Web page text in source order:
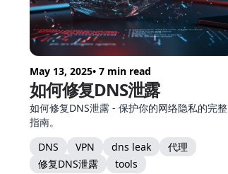
May 13, 2025• 7 min read
如何修复DNS泄露
如何修复DNS泄露 - 保护你的网络隐私的完整
指南。
DNS
VPN dns leak
代理
修复DNS泄露
tools